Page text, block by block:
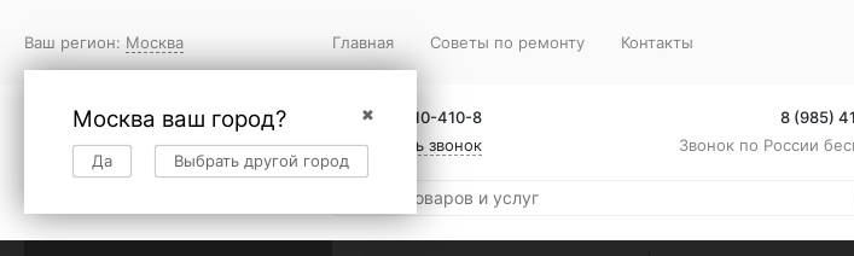
Ваш регион: Москва
✖
Москва ваш город?
Да Выбрать другой город
Главная Советы по ремонту Контакты
+7 (495) 410-410-8
Заказать звонок
8 (985)
Звонок по России